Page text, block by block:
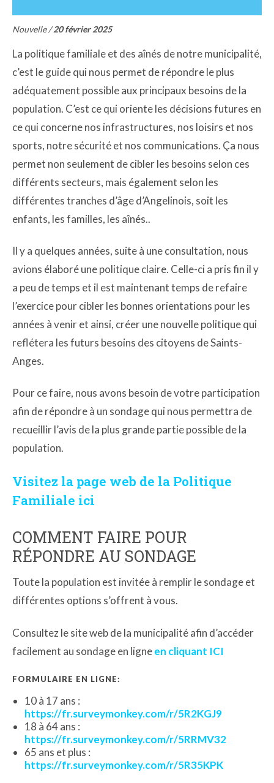
Nouvelle /20 février 2025
La politique familiale et des aînés de notre municipalité,
c’est le guide qui nous permet de répondre le plus
adéquatement possible aux principaux besoins de la
population. C’est ce qui oriente les décisions futures en
ce qui concerne nos infrastructures, nos loisirs et nos
sports, notre sécurité et nos communications. Ça nous
permet non seulement de cibler les besoins selon ces
différents secteurs, mais également selon les
différentes tranches d’âge d’Angelinois, soit les
enfants, les familles, les aînés..
Il y a quelques années, suite à une consultation, nous
avions élaboré une politique claire. Celle-ci a pris fin il y
a peu de temps et il est maintenant temps de refaire
l’exercice pour cibler les bonnes orientations pour les
années à venir et ainsi, créer une nouvelle politique qui
reflétera les futurs besoins des citoyens de Saints-
Anges.
Pour ce faire, nous avons besoin de votre participation
afin de répondre à un sondage qui nous permettra de
recueillir l’avis de la plus grande partie possible de la
population.
Visitez la page web de la Politique
Familiale ici
COMMENT FAIRE POUR
RÉPONDRE AU SONDAGE
Toute la population est invitée à remplir le sondage et
différentes options s’offrent à vous.
Consultez le site web de la municipalité afin d’accéder
facilement au sondage en ligneen cliquant ICI
FORMULAIRE EN LIGNE:
10 à 17 ans :
https://fr.surveymonkey.com/r/5R2KGJ9
18 à 64 ans :
https://fr.surveymonkey.com/r/5RRMV32
65 ans et plus :
https://fr.surveymonkey.com/r/5R35KPK